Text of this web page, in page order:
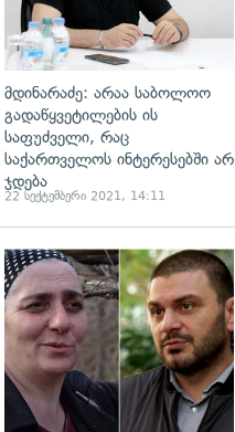
მდინარაძე: არაა საბოლოო
გადაწყვეტილების ის
საფუძველი, რაც
საქართველოს ინტერესებში არ
ჯდება
22 სექტემბერი 2021, 14:11
გადახედვა